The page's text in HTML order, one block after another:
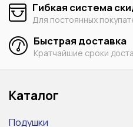
Гибкая система
Для постоянных
Быстрая доставка
Кратчайшие сроки
Каталог
Подушки